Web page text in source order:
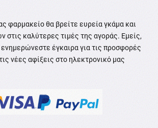
φαρμακείο θα βρείτε ευρεία γκάμα και
στις καλύτερες τιμές της αγοράς. Εμείς,
έγκαιρα για τις προσφορές
νέες αφίξεις στο ηλεκτρονικό μας